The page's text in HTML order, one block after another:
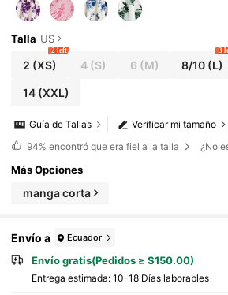
Talla US
2 (XS)
2 left
4(S) 6 (M) 8/10 (L)
3
14(XXL)
Verificar mi tamaño
Guía de Tallas
94% encontró que era fiel a la talla ¿No
Más Opciones
manga corta
Envío a Ecuador
Envío gratis(Pedidos ≥ $150.00)
Entrega estimada: 10-18 Días laborables